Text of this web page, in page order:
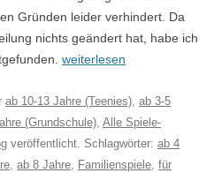
Gründen leider verhindert. Da
nichts geändert hat, habe ich
weiterlesen
ab 10-13 Jahre (Teenies), ab 3-5
(Grundschule), Alle Spiele-
veröffentlicht. Schlagwörter: ab 4
, ab 8 Jahre, Familienspiele, für